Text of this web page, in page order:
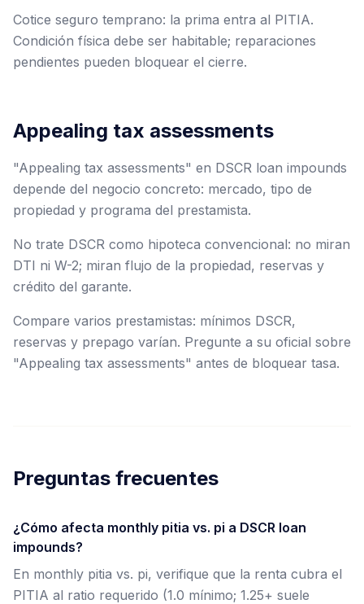
Cotice seguro temprano: la prima entra al PITIA.
Condición física debe ser habitable; reparaciones
pendientes pueden bloquear el cierre.
Appealing tax assessments
"Appealing tax assessments" en DSCR loan impounds
depende del negocio concreto: mercado, tipo de
propiedad y programa del prestamista.
No trate DSCR como hipoteca convencional: no miran
DTI ni W-2; miran flujo de la propiedad, reservas y
crédito del garante.
Compare varios prestamistas: mínimos DSCR,
reservas y prepago varían. Pregunte a su oficial sobre
"Appealing tax assessments" antes de bloquear tasa.
Preguntas frecuentes
¿Cómo afecta monthly pitia vs. pi a DSCR loan
impounds?
En monthly pitia vs. pi, verifique que la renta cubra el
PITIA al ratio requerido (1.0 mínimo; 1.25+ suele